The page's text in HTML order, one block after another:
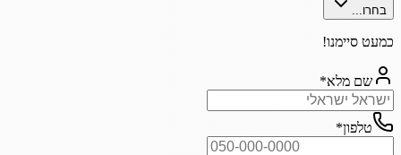
בחרו...
כמעט סיימנו!
שם מלא*
טלפון*